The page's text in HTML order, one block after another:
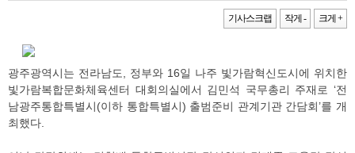
기사스크랩 작게 - 크게 +
광주광역시는 전라남도, 정부와 16일 나주 빛가람혁신도시에 위치한
빛가람복합문화체육센터 대회의실에서 김민석 국무총리 주재로 ‘전
남광주통합특별시(이하 통합특별시) 출범준비 관계기관 간담회’를 개
최했다.